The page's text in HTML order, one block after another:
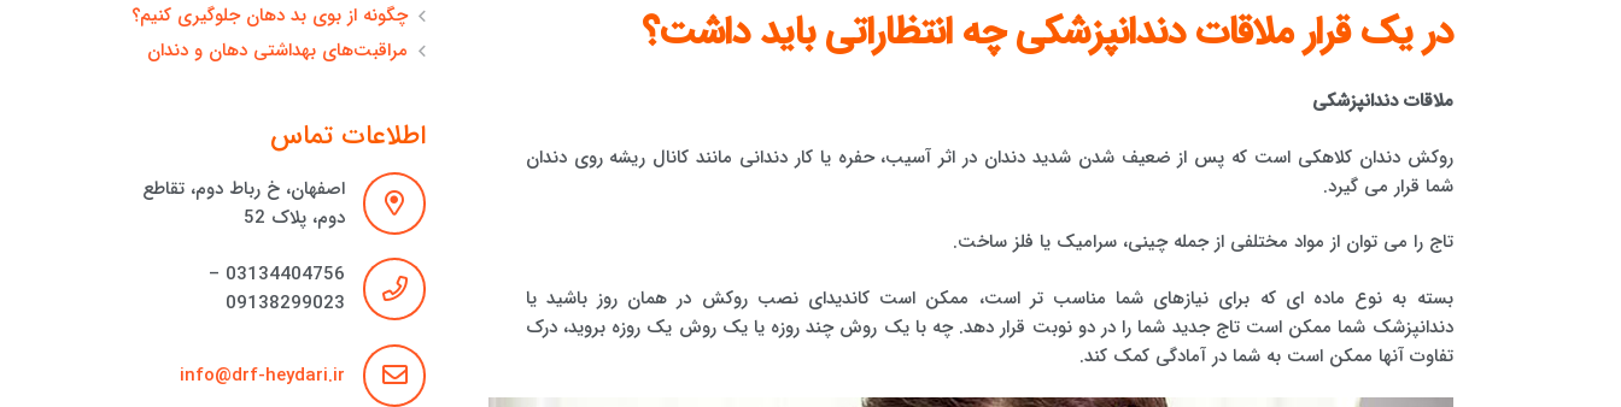
در یک قرار ملاقات دندانپزشکی چه انتظاراتی باید داشت؟
ملاقات دندانپزشکی
روکش دندان کلاهکی است که پس از ضعیف شدن شدید دندان در اثر آسیب، حفره یا کار دندانی مانند کانال ریشه روی دندان
شما قرار می گیرد.
تاج را می توان از مواد مختلفی از جمله چینی، سرامیک یا فلز ساخت.
بسته به نوع ماده ای که برای نیازهای شما مناسب تر است، ممکن است کاندیدای نصب روکش در همان روز باشید یا
دندانپزشک شما ممکن است تاج جدید شما را در دو نوبت قرار دهد. چه با یک روش چند روزه یا یک روش یک روزه بروید، درک
تفاوت آنها ممکن است به شما در آمادگی کمک کند.
چگونه از بوی بد دهان جلوگیری کنیم؟
مراقبت‌های بهداشتی دهان و دندان
اطلاعات تماس
اصفهان، خ رباط دوم، تقاطع
دوم، پلاک 52
03134404756 –
09138299023
info@drf-heydari.ir